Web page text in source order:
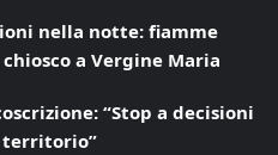
nella notte: fiamme
a Vergine Maria
“Stop a decisioni